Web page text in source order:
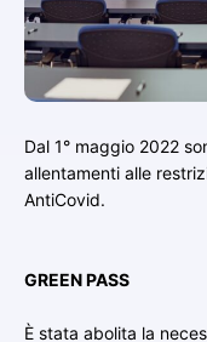
Dal 1° maggio 2022
allentamenti alle
AntiCovid.
GREEN PASS
È stata abolita la